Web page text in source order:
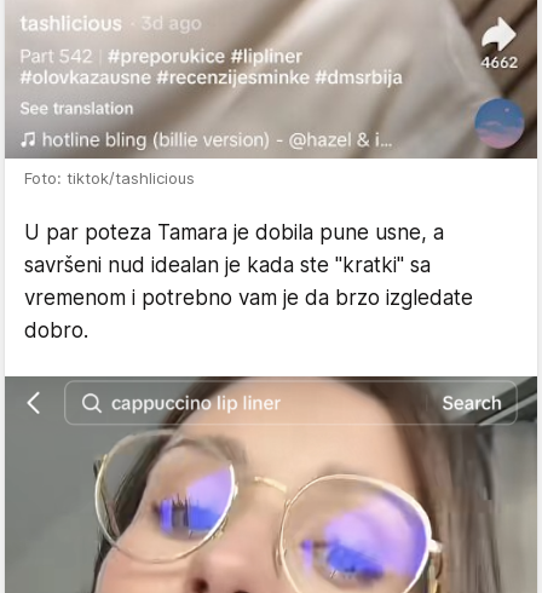
Foto: tiktok/tashlicious
U par poteza Tamara je dobila pune usne, a
savršeni nud idealan je kada ste "kratki" sa
vremenom i potrebno vam je da brzo izgledate
dobro.